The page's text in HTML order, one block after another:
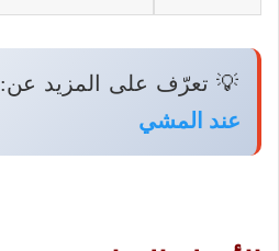
💡 تعرّف على المزيد عن:
عند المشي